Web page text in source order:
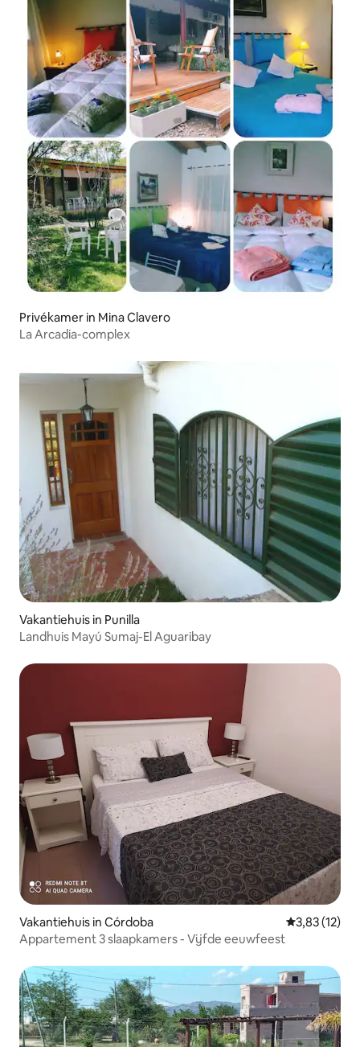
Privékamer in Mina Clavero
La Arcadia-complex
Vakantiehuis in Punilla
Landhuis Mayú Sumaj-El Aguaribay
Vakantiehuis in Córdoba Gemiddelde
3,83 (12)
Appartement 3 slaapkamers - Vijfde eeuwfeest